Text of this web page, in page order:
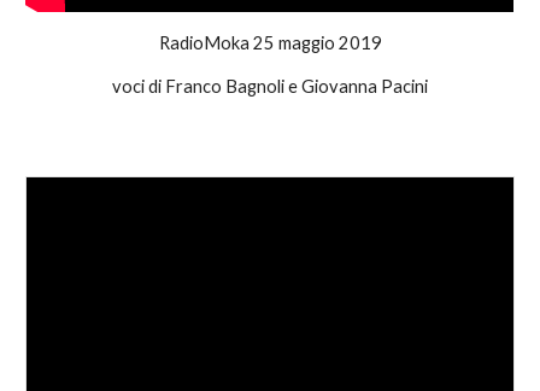
RadioMoka 25 maggio 2019
voci di Franco Bagnoli e Giovanna Pacini